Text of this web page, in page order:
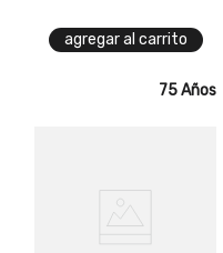
agregar al carrito
75 Años